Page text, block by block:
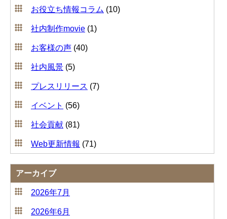
お役立ち情報コラム (10)
社内制作movie (1)
お客様の声 (40)
社内風景 (5)
プレスリリース (7)
イベント (56)
社会貢献 (81)
Web更新情報 (71)
アーカイブ
2026年7月
2026年6月